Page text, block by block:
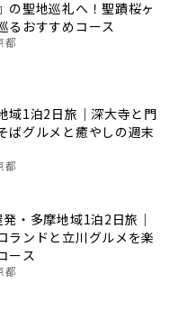
の聖地巡礼へ！聖蹟桜ヶ
るおすすめコース
都
域1泊2日旅｜深大寺と門
ばグルメと癒やしの週末
都
発・多摩地域1泊2日旅｜
ランドと立川グルメを楽
ース
都